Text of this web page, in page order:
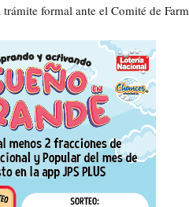
formal ante el Comité de